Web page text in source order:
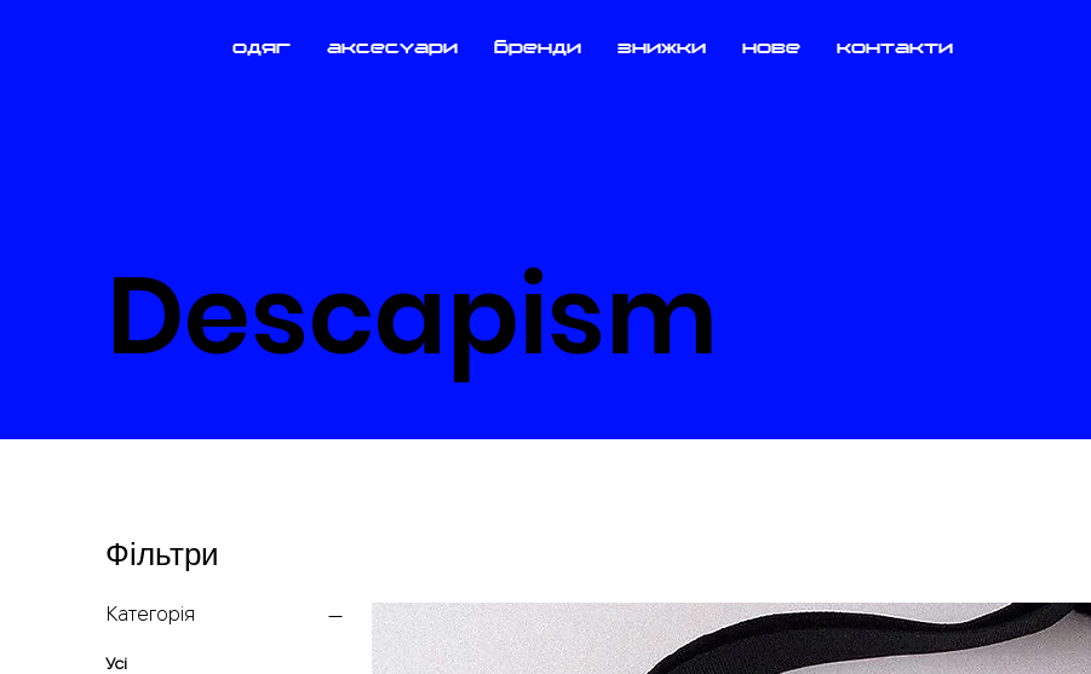
одяг аксесуари бренди знижки нове контакти
Descapism
Фільтри
Категорія
Усі